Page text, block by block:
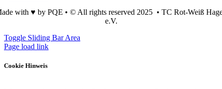
with ♥ by PQE • © All rights reserved 2025 • TC Rot-Weiß
e.V.
Toggle Sliding Bar Area
Page load link
Cookie Hinweis